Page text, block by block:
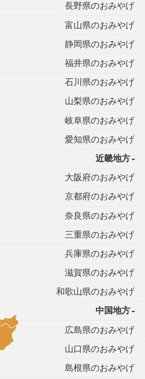
長野県のおみやげ
富山県のおみやげ
静岡県のおみやげ
福井県のおみやげ
石川県のおみやげ
山梨県のおみやげ
岐阜県のおみやげ
愛知県のおみやげ
近畿地方
大阪府のおみやげ
京都府のおみやげ
奈良県のおみやげ
三重県のおみやげ
兵庫県のおみやげ
滋賀県のおみやげ
和歌山県のおみやげ
中国地方
広島県のおみやげ
山口県のおみやげ
島根県のおみやげ